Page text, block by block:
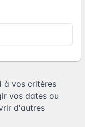
à vos critères
vos dates ou
d'autres